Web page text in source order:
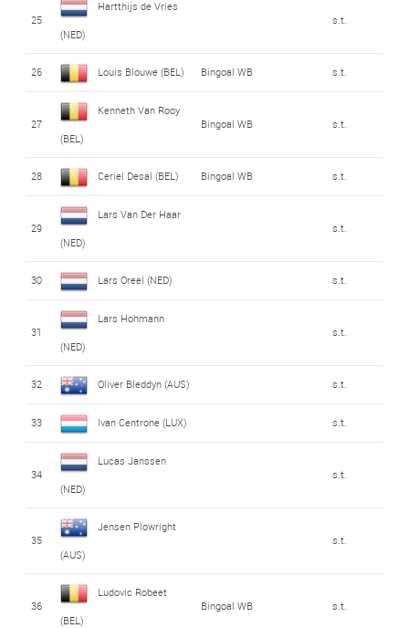
25
Hartthijs de Vries
(NED)
s.t.
26 Louis Blouwe (BEL) Bingoal WB s.t.
27
Kenneth Van Rooy
(BEL)
Bingoal WB s.t.
28 Ceriel Desal (BEL) Bingoal WB s.t.
29
Lars Van Der Haar
(NED)
s.t.
30 Lars Oreel (NED) s.t.
31
Lars Hohmann
(NED)
s.t.
32 Oliver Bleddyn (AUS) s.t.
33 Ivan Centrone (LUX) s.t.
34
Lucas Janssen
(NED)
s.t.
35
Jensen Plowright
(AUS)
s.t.
36
Ludovic Robeet
(BEL)
Bingoal WB s.t.